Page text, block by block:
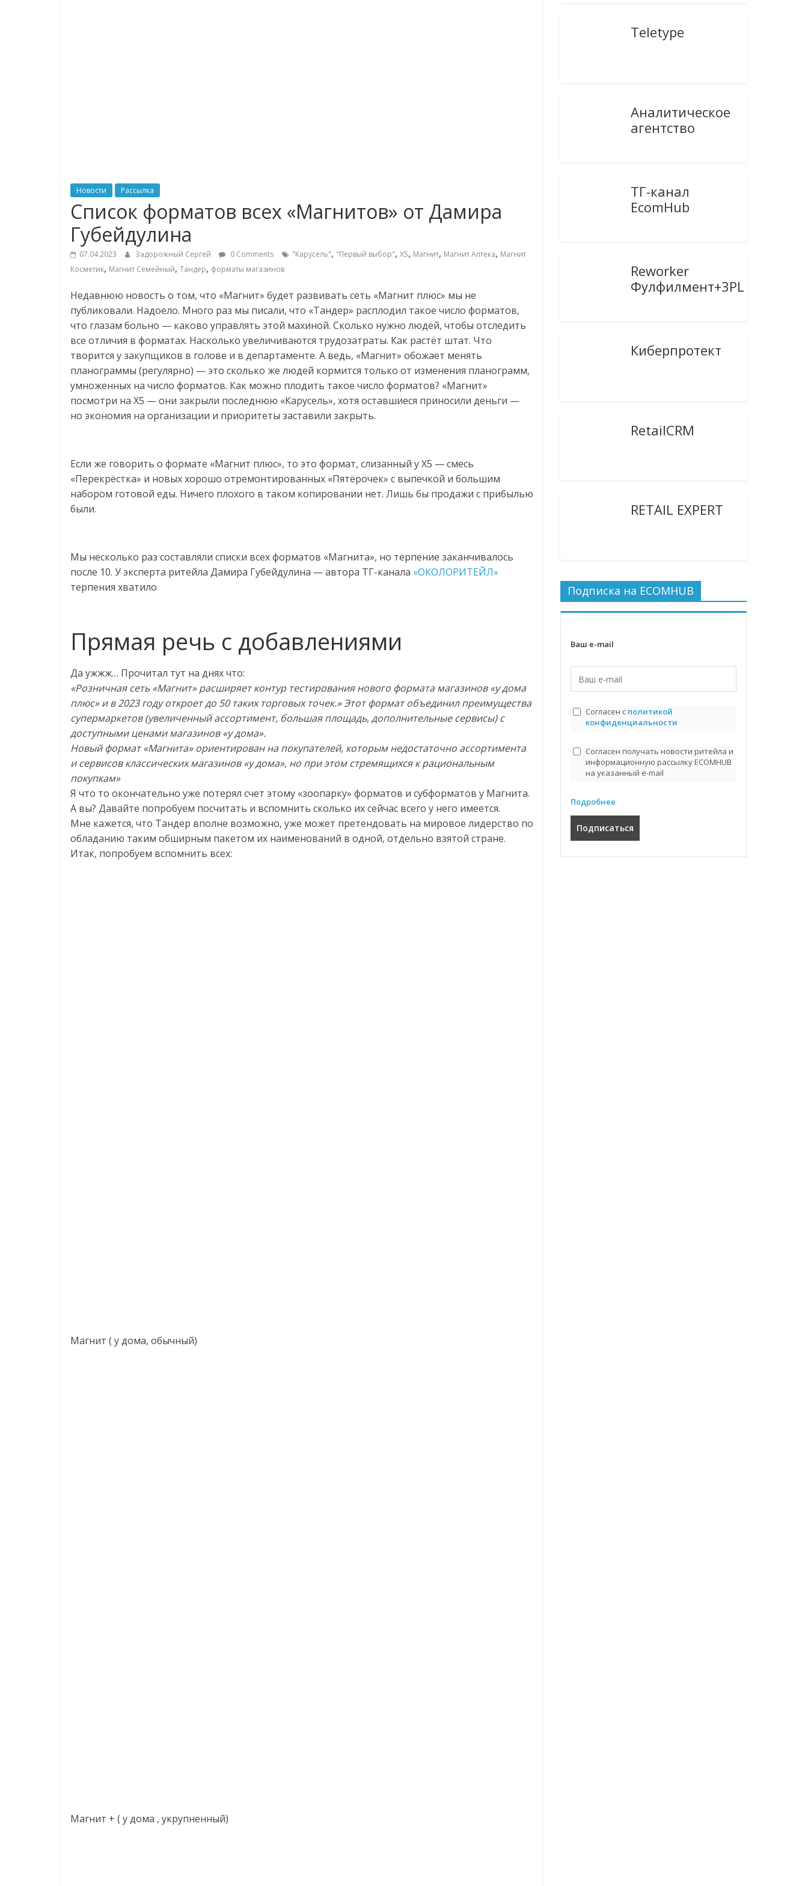
для
Commerce,
ритейле,
логистике,
технологиях,
соцсетях.
Нам
важно,
как
знать
как
Сеть
меняет
жизнь
людей
изменения
читателем.
Новости Рассылка
Список форматов всех «Магнитов» от Дамира
Губейдулина
07.04.2023 Задорожный Сергей 0 Comments "Карусель", "Первый выбор", X5, Магнит, Магнит Аптека, Магнит
Косметик, Магнит Семейный, Тандер, форматы магазинов
Недавнюю новость о том, что «Магнит» будет развивать сеть «Магнит плюс» мы не
публиковали. Надоело. Много раз мы писали, что «Тандер» расплодил такое число форматов,
что глазам больно — каково управлять этой махиной. Сколько нужно людей, чтобы отследить
все отличия в форматах. Насколько увеличиваются трудозатраты. Как растёт штат. Что
творится у закупщиков в голове и в департаменте. А ведь, «Магнит» обожает менять
планограммы (регулярно) — это сколько же людей кормится только от изменения планограмм,
умноженных на число форматов. Как можно плодить такое число форматов? «Магнит»
посмотри на X5 — они закрыли последнюю «Карусель», хотя оставшиеся приносили деньги —
но экономия на организации и приоритеты заставили закрыть.
Если же говорить о формате «Магнит плюс», то это формат, слизанный у X5 — смесь
«Перекрёстка» и новых хорошо отремонтированных «Пятёрочек» с выпечкой и большим
набором готовой еды. Ничего плохого в таком копировании нет. Лишь бы продажи с прибылью
были.
Мы несколько раз составляли списки всех форматов «Магнита», но терпение заканчивалось
после 10. У эксперта ритейла Дамира Губейдулина — автора ТГ-канала «ОКОЛОРИТЕЙЛ»
терпения хватило
Прямая речь с добавлениями
Да ужжж… Прочитал тут на днях что:
«Розничная сеть «Магнит» расширяет контур тестирования нового формата магазинов «у дома
плюс» и в 2023 году откроет до 50 таких торговых точек.» Этот формат объединил преимущества
супермаркетов (увеличенный ассортимент, большая площадь, дополнительные сервисы) с
доступными ценами магазинов «у дома».
Новый формат «Магнита» ориентирован на покупателей, которым недостаточно ассортимента
и сервисов классических магазинов «у дома», но при этом стремящихся к рациональным
покупкам»
Я что то окончательно уже потерял счет этому «зоопарку» форматов и субформатов у Магнита.
А вы? Давайте попробуем посчитать и вспомнить сколько их сейчас всего у него имеется.
Мне кажется, что Тандер вполне возможно, уже может претендовать на мировое лидерство по
обладанию таким обширным пакетом их наименований в одной, отдельно взятой стране.
Итак, попробуем вспомнить всех:
Магнит ( у дома, обычный)
Магнит + ( у дома , укрупненный)
Teletype
Аналитическое
агентство
ТГ-канал
EcomHub
Reworker
Фулфилмент+3PL
Киберпротект
RetailCRM
RETAIL EXPERT
Подписка на ECOMHUB
Ваш e-mail
Согласен с политикой
конфиденциальности
Согласен получать новости ритейла и
информационную рассылку ECOMHUB
на указанный e-mail
Подробнее